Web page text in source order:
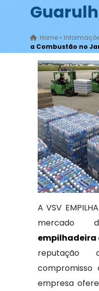
Home»
a Combustão no
A VSV
empilhadeira
reputação
compromisso
empresa